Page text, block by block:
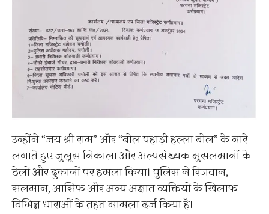
उन्होंने “जय श्री राम” और “बोल पहाड़ी हल्ला बोल” के नारे
लगाते हुए जुलूस निकाला और अल्पसंख्यक मुसलमानों के
ठेलों और दुकानों पर हमला किया। पुलिस ने रिजवान,
सलमान, आसिफ और अन्य अज्ञात व्यक्तियों के खिलाफ
विभिन्न धाराओं के तहत मामला दर्ज किया है।